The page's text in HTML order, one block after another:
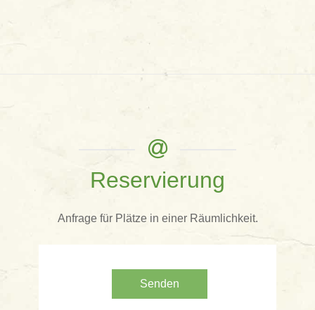
Reservierung
Anfrage für Plätze in einer Räumlichkeit.
Senden